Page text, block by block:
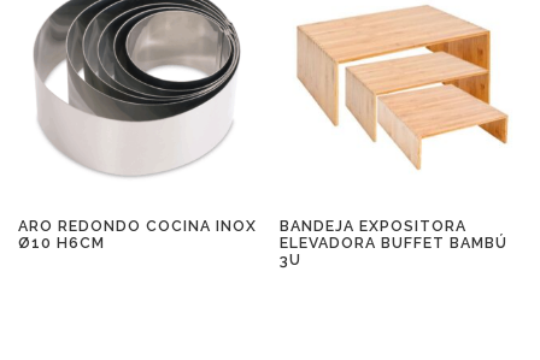
ARO REDONDO COCINA INOX
Ø10 H6CM
BANDEJA EXPOSITORA
ELEVADORA BUFFET BAMBÚ
3U